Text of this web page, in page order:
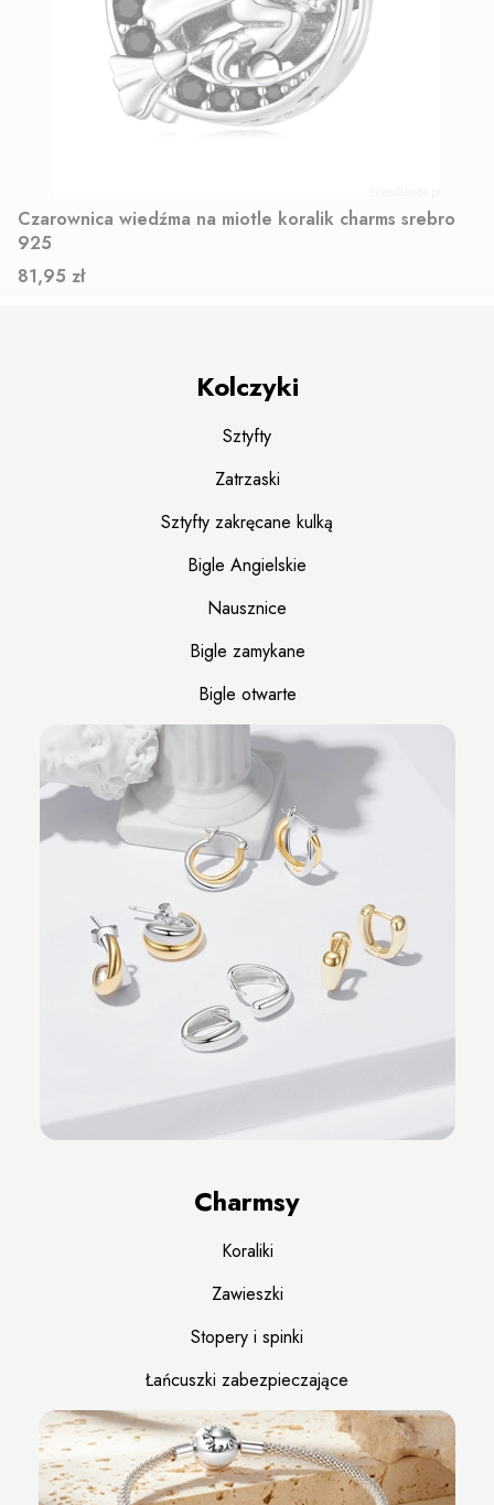
Czarownica wiedźma na miotle koralik charms srebro
925
Cena
81,95 zł
Kolczyki
Sztyfty
Zatrzaski
Sztyfty zakręcane kulką
Bigle Angielskie
Nausznice
Bigle zamykane
Bigle otwarte
Charmsy
Koraliki
Zawieszki
Stopery i spinki
Łańcuszki zabezpieczające